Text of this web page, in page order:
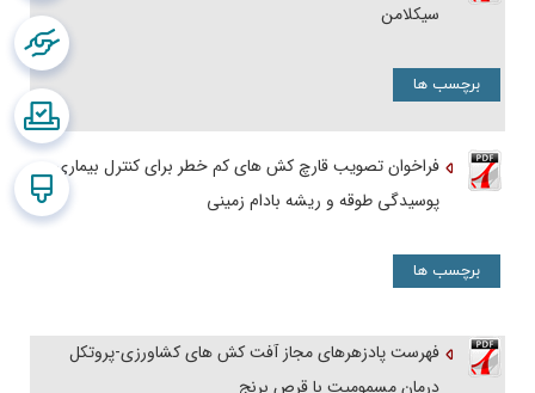
سیکلامن
برچسب ها
فراخوان تصویب قارچ کش های کم خطر برای کنترل بیماری
پوسیدگی طوقه و ریشه بادام زمینی
برچسب ها
فهرست پادزهرهای مجاز آفت کش های کشاورزی-پروتکل
درمان مسمومیت با قرص برنج